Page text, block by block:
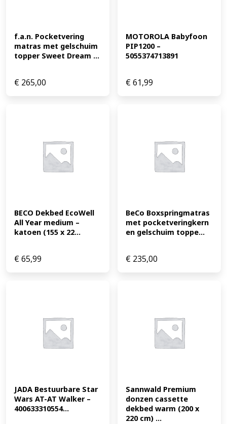
f.a.n. Pocketvering
matras met gelschuim
topper Sweet Dream ...
€ 265,00
MOTOROLA Babyfoon
PIP1200 –
5055374713891
€61,99
BECO Dekbed EcoWell
All Year medium –
katoen (155 x 22...
€65,99
BeCo Boxspringmatras
met pocketveringkern
en gelschuim toppe...
€ 235,00
JADA Bestuurbare Star
Wars AT-AT Walker –
400633310554...
Sannwald Premium
donzen cassette
dekbed warm (200 x
220 cm) ...